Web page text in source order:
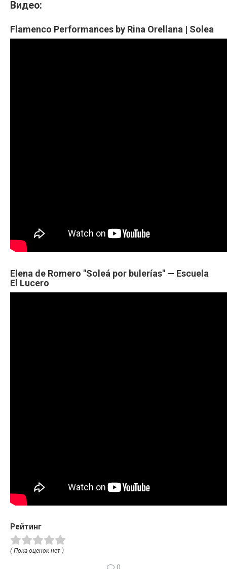
Видео:
Flamenco Performances by Rina Orellana | Solea
Elena de Romero "Soleá por bulerías" — Escuela
El Lucero
Рейтинг
( Пока оценок нет )